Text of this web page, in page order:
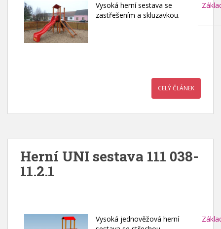
Vysoká herní sestava se
zastřešením a skluzavkou.
CELÝ ČLÁNEK
Herní UNI sestava 111 038-
11.2.1
Vysoká jednověžová herní